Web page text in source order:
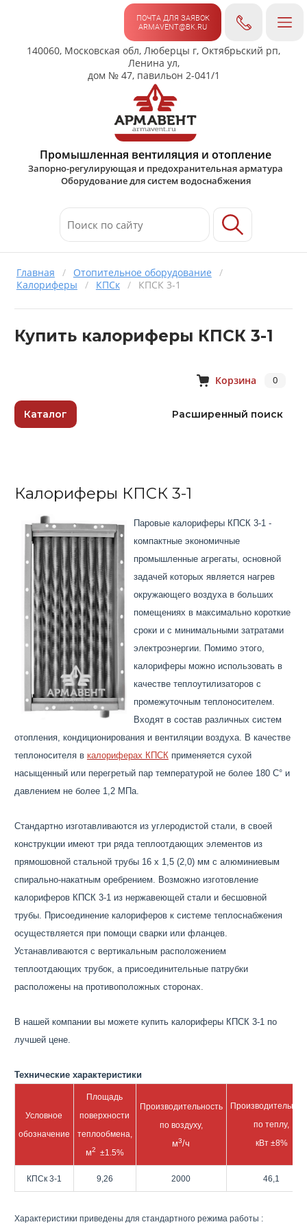
ПОЧТА ДЛЯ ЗАЯВОК
ARMAVENT@BK.RU
140060, Московская обл, Люберцы г, Октябрьский рп,
Ленина ул,
дом № 47, павильон 2-041/1
Промышленная вентиляция и отопление
Запорно-регулирующая и предохранительная арматура
Оборудование для систем водоснабжения
Главная / Отопительное оборудование
/
Калориферы
/ КПСк / КПСК 3-1
Купить калориферы КПСК 3-1
Корзина 0
Каталог Расширенный поиск
Калориферы КПСК 3-1
Паровые калориферы КПСК 3-1 -
компактные экономичные
промышленные агрегаты, основной
задачей которых является нагрев
окружающего воздуха в больших
помещениях в максимально короткие
сроки и с минимальными затратами
электроэнергии. Помимо этого,
калориферы можно использовать в
качестве теплоутилизаторов с
промежуточным теплоносителем.
Входят в состав различных систем
отопления, кондиционирования и вентиляции воздуха. В качестве
теплоносителя в калориферах КПСК применяется сухой
насыщенный или перегретый пар температурой не более 180 С° и
давлением не более 1,2 МПа.
Стандартно изготавливаются из углеродистой стали, в своей
конструкции имеют три ряда теплоотдающих элементов из
прямошовной стальной трубы 16 х 1,5 (2,0) мм с алюминиевым
спирально-накатным оребрением. Возможно изготовление
калориферов КПСК 3-1 из нержавеющей стали и бесшовной
трубы. Присоединение калориферов к системе теплоснабжения
осуществляется при помощи сварки или фланцев.
Устанавливаются с вертикальным расположением
теплоотдающих трубок, а присоединительные патрубки
расположены на противоположных сторонах.
В нашей компании вы можете купить калориферы КПСК 3-1 по
лучшей цене.
Технические характеристики
Условное
обозначение
Площадь
поверхности
теплообмена,
м2 ±1.5%
Производительность
по воздуху,
м3/ч
по теплу,
кВт ±8%
КПСк 3-1 9,26 2000 46,1
Характеристики приведены для стандартного режима работы :